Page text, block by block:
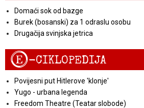
Domaći sok od bazge
Burek (bosanski) za 1 odraslu osobu
Drugačija svinjska jetrica
E-CIKLOPEDIJA
Povijesni put Hitlerove 'klonje'
Yugo - urbana legenda
Freedom Theatre (Teatar slobode)